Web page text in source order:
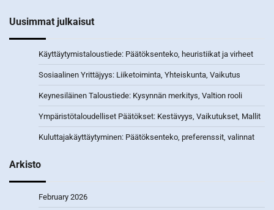
Uusimmat julkaisut
Käyttäytymistaloustiede: Päätöksenteko, heuristiikat ja virheet
Sosiaalinen Yrittäjyys: Liiketoiminta, Yhteiskunta, Vaikutus
Keynesiläinen Taloustiede: Kysynnän merkitys, Valtion rooli
Ympäristötaloudelliset Päätökset: Kestävyys, Vaikutukset, Mallit
Kuluttajakäyttäytyminen: Päätöksenteko, preferenssit, valinnat
Arkisto
February 2026